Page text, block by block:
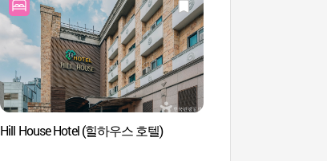
Hill House Hotel (힐하우스 호텔)